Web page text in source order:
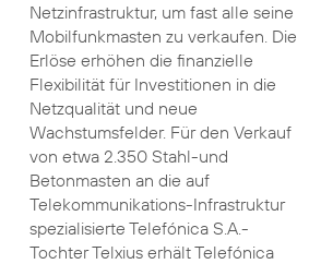
Netzinfrastruktur, um fast alle seine
Mobilfunkmasten zu verkaufen. Die
Erlöse erhöhen die finanzielle
Flexibilität für Investitionen in die
Netzqualität und neue
Wachstumsfelder. Für den Verkauf
von etwa 2.350 Stahl-und
Betonmasten an die auf
Telekommunikations-Infrastruktur
spezialisierte Telefónica S.A.-
Tochter Telxius erhält Telefónica